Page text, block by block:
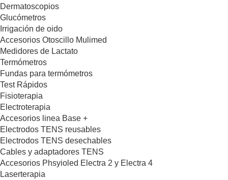
Dermatoscopios
Glucómetros
Irrigación de oido
Accesorios Otoscillo Mulimed
Medidores de Lactato
Termómetros
Fundas para termómetros
Test Rápidos
Fisioterapia
Electroterapia
Accesorios linea Base +
Electrodos TENS reusables
Electrodos TENS desechables
Cables y adaptadores TENS
Accesorios Phsyioled Electra 2 y Electra 4
Laserterapia